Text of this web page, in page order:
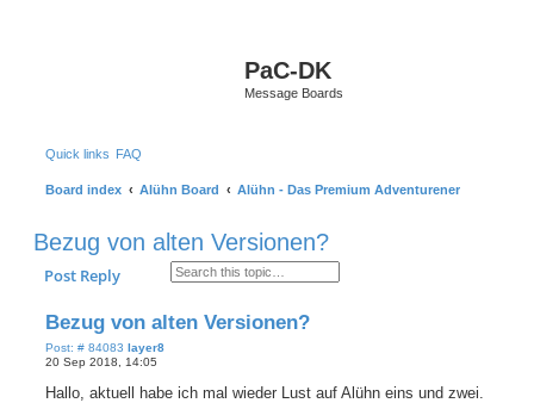
PaC-DK
Message Boards
Quick links FAQ
Board index Alühn Board Alühn - Das Premium Adventurener
Bezug von alten Versionen?
Post Reply Search
Advanced search
Bezug von alten Versionen?
Post: # 84083 P
o
t
layer8
20 Sep 2018, 14:05
Hallo, aktuell habe ich mal wieder Lust auf Alühn eins und zwei.